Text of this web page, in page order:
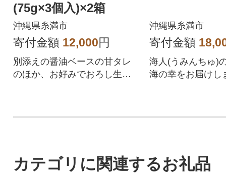
(75g×3個入)×2箱
沖縄県糸満市
寄付金額 12,000円
別添えの醤油ベースの甘タレ
のほか、お好みでおろし生姜
沖縄県糸満市
寄付金額
海人(うみんちゅ)
海の幸をお届けし
カテゴリに関連するお礼品